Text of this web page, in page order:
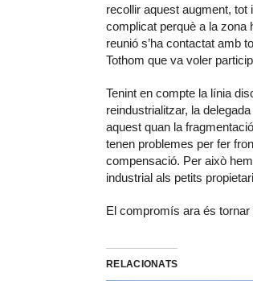
recollir aquest augment,
complicat perquè a la zona
reunió s’ha contactat amb
Tothom que va voler
Tenint en compte la línia
reindustrialitzar, la
aquest quan la
tenen problemes per fer
compensació. Per això
industrial als petits
El compromís ara és
RELACIONATS